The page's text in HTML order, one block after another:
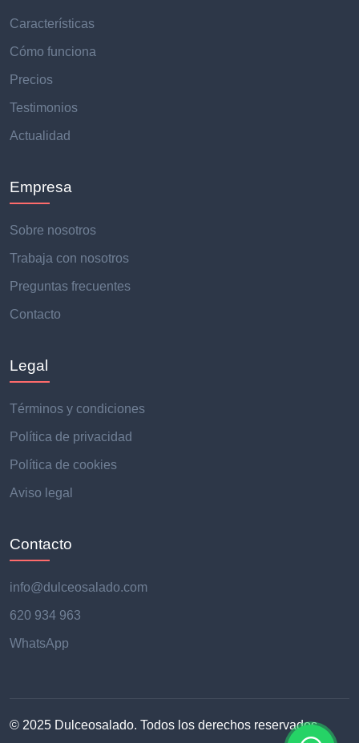
Características
Cómo funciona
Precios
Testimonios
Actualidad
Empresa
Sobre nosotros
Trabaja con nosotros
Preguntas frecuentes
Contacto
Legal
Términos y condiciones
Política de privacidad
Política de cookies
Aviso legal
Contacto
info@dulceosalado.com
620 934 963
WhatsApp
© 2025 Dulceosalado. Todos los derechos reservados.